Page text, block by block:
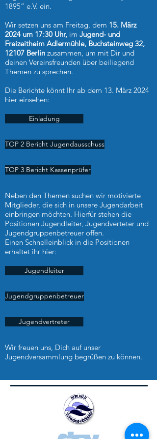
1895“ e.V. ein.
Wir setzen uns am Freitag, dem 15. März
2024 um 17:30 Uhr, im Jugend- und
Freizeitheim Adlermühle, Buchsteinweg 32,
12107 Berlin zusammen, um mit Dir und
deinen Vereinsfreunden über beiliegend
Themen zu sprechen.
Die Berichte könnt Ihr ab dem 13. März 2024
hier einsehen:
Einladung
TOP 2 Bericht Jugendausschuss
TOP 3 Bericht Kassenprüfer
Neben den Themen suchen wir motivierte
Mitglieder, die sich in unsere Jugendarbeit
einbringen möchten. Hierfür stehen die
Positionen Jugendleiter, Jugendverteter und
Jugendgruppenbetreuer offen.
Einen Schnelleinblick in die Positionen
erhaltet ihr hier:
Jugendleiter
Jugendgruppenbetreuer
Jugendvertreter
Wir freuen uns, Dich auf unser
Jugendversammlung begrüßen zu können.